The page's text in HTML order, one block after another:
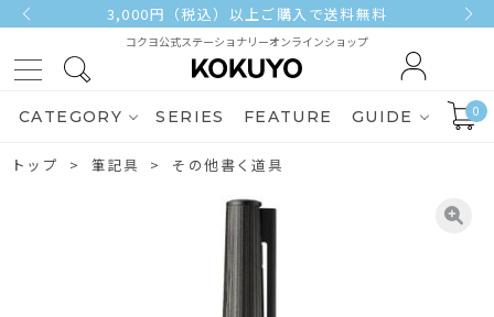
3,000円（税込）以上ご購入で送料無料
コクヨ公式ステーショナリーオンラインショップ
CATEGORY SERIES FEATURE GUIDE 0
トップ 筆記具 その他書く道具